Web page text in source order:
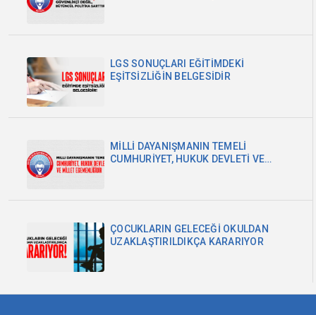
LGS SONUÇLARI EĞİTİMDEKİ
EŞİTSİZLİĞİN BELGESİDİR
MİLLİ DAYANIŞMANIN TEMELİ
CUMHURİYET, HUKUK DEVLETİ VE
ÇOCUKLARIN GELECEĞİ OKULDAN
UZAKLAŞTIRILDIKÇA KARARIYOR